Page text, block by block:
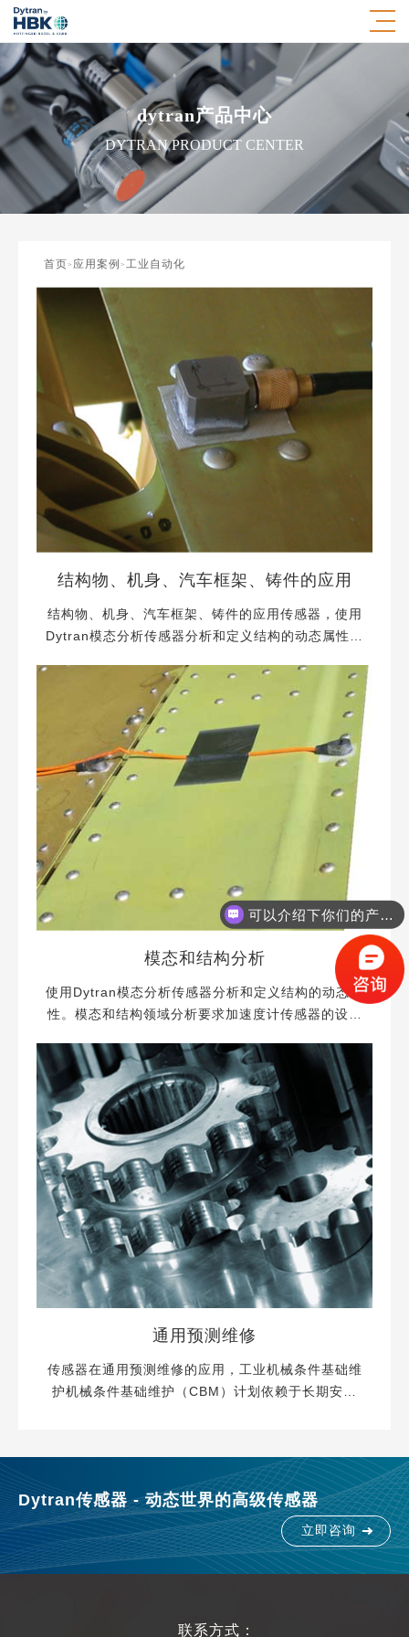
dytran产品中心
DYTRAN PRODUCT CENTER
首页> 应用案例 > 工业自动化
结构物、机身、汽车框架、铸件的应用
结构物、机身、汽车框架、铸件的应用传感器，使用
Dytran模态分析传感器分析和定义结构的动态属性。
非常适合结构的大小和应用激励。小的结构不能安装
质量大的加速度计传感器，大型建筑结构如桥梁、
塔、储罐需要灵敏度高的加速度计测量相应较小的位
移。在激励方面，Dytran提供了行业广...
查看更多
模态和结构分析
使用Dytran模态分析传感器分析和定义结构的动态属
性。模态和结构领域分析要求加速度计传感器的设计
安装质量大的加速度计传感器，大型建筑结构如桥
梁、塔、储罐需要灵敏度高的加速度计测量相应较小
的位移。在激励方面，Dytran提供了行业广泛量程的
脉冲锤几乎可以用于任何规模的测试样...
查看更多
通用预测维修
传感器在通用预测维修的应用，工业机械条件基础维
护机械条件基础维护（CBM）计划依赖于长期安装
间断测试。通用预测维修应用这些类别的传感器被用
于标准的工厂环境中，可在高达121℃温度中使用。
监控输送系统的结构振动，轴和电机的...
查看更多
Dytran传感器 - 动态世界的高级传感器
立即咨询
联系方式：